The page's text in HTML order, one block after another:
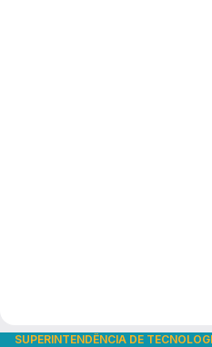
SUPERINTENDÊNCIA DE